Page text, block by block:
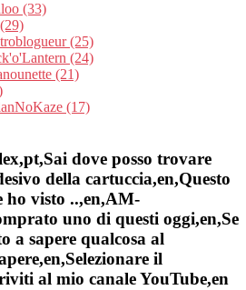
(33)
(25)
(24)
(21)
(17)
dove posso trovare
della cartuccia,en,Questo
ho visto ..,en,AM-
uno di questi oggi,en,Se
a sapere qualcosa al
il
al mio canale YouTube,en